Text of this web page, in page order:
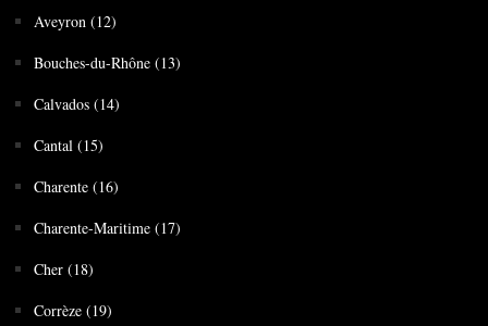
Aveyron (12)
Bouches-du-Rhône (13)
Calvados (14)
Cantal (15)
Charente (16)
Charente-Maritime (17)
Cher (18)
Corrèze (19)